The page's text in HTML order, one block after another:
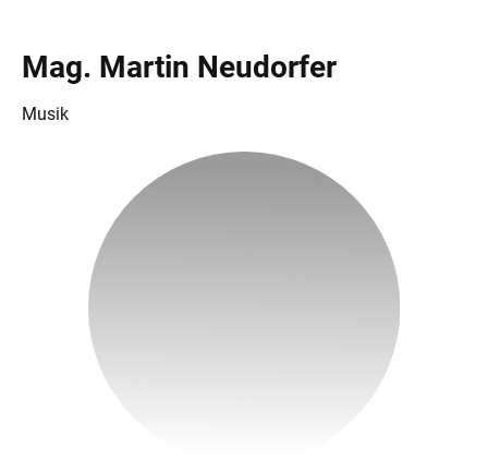
Mag. Martin Neudorfer
Musik